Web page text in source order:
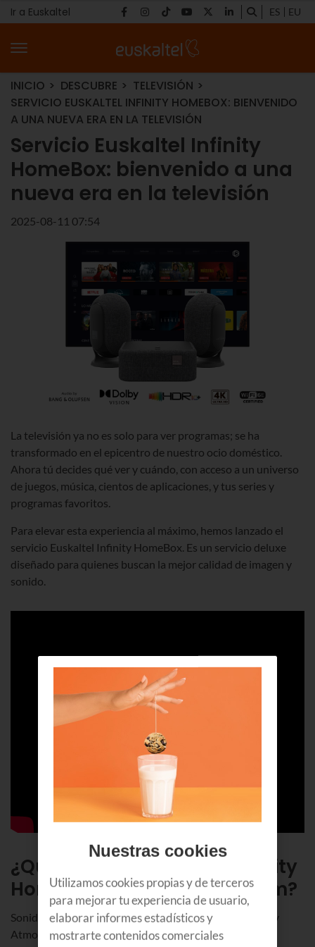
Ir a Euskaltel ES EU
INICIO DESCUBRE
TELEVISIÓN
SERVICIO EUSKALTEL INFINITY HOMEBOX: BIENVENIDO
A UNA NUEVA ERA EN LA TELEVISIÓN
Servicio Euskaltel Infinity
HomeBox: bienvenido a una
nueva era en la televisión
2025-08-11 07:54
La televisión ya no es solo para ver programas; se ha
transformado en el epicentro de nuestro ocio doméstico.
Ahora tú decides qué ver y cuándo, con acceso a un universo
de juegos, música, cientos de aplicaciones, y tus series y
programas favoritos.
Para elevar esta experiencia al máximo, hemos lanzado el
servicio Euskaltel Infinity HomeBox. Es un servicio deluxe
diseñado para quienes buscan la mejor calidad de imagen y
sonido.
¿Qué hace de Euskaltel Infinity
HomeBox un equipo Premium?
Sonido Inmersivo conAudio by Bang & Olufsen
y Dolby
Atmos
Nuestras cookies
Utilizamos cookies propias y de terceros
para mejorar tu experiencia de usuario,
elaborar informes estadísticos y
mostrarte contenidos comerciales